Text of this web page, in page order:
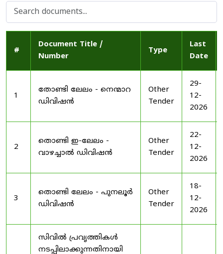
#
Document Title /
Number
Type
Last
Date
1
തോണ്ടി ലേലം - നെന്മാറ
ഡിവിഷൻ
Other
Tender
29-
12-
2026
2
തൊണ്ടി ഇ-ലേലം -
വാഴച്ചാൽ ഡിവിഷൻ
Other
Tender
22-
12-
2026
3
തൊണ്ടി ലേലം - പുനലൂർ
ഡിവിഷൻ
Other
Tender
18-
12-
2026
സിവിൽ പ്രവൃത്തികൾ
നടപ്പിലാക്കുന്നതിനായി